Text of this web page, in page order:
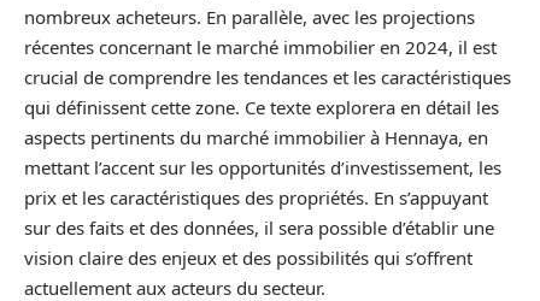
nombreux acheteurs. En parallèle, avec les projections
récentes concernant le marché immobilier en 2024, il est
crucial de comprendre les tendances et les caractéristiques
qui définissent cette zone. Ce texte explorera en détail les
aspects pertinents du marché immobilier à Hennaya, en
mettant l’accent sur les opportunités d’investissement, les
prix et les caractéristiques des propriétés. En s’appuyant
sur des faits et des données, il sera possible d’établir une
vision claire des enjeux et des possibilités qui s’offrent
actuellement aux acteurs du secteur.